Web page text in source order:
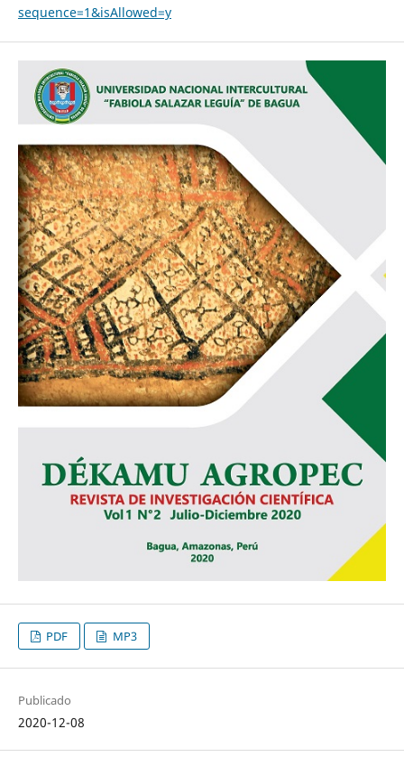
sequence=1&isAllowed=y
PDF MP3
Publicado
2020-12-08